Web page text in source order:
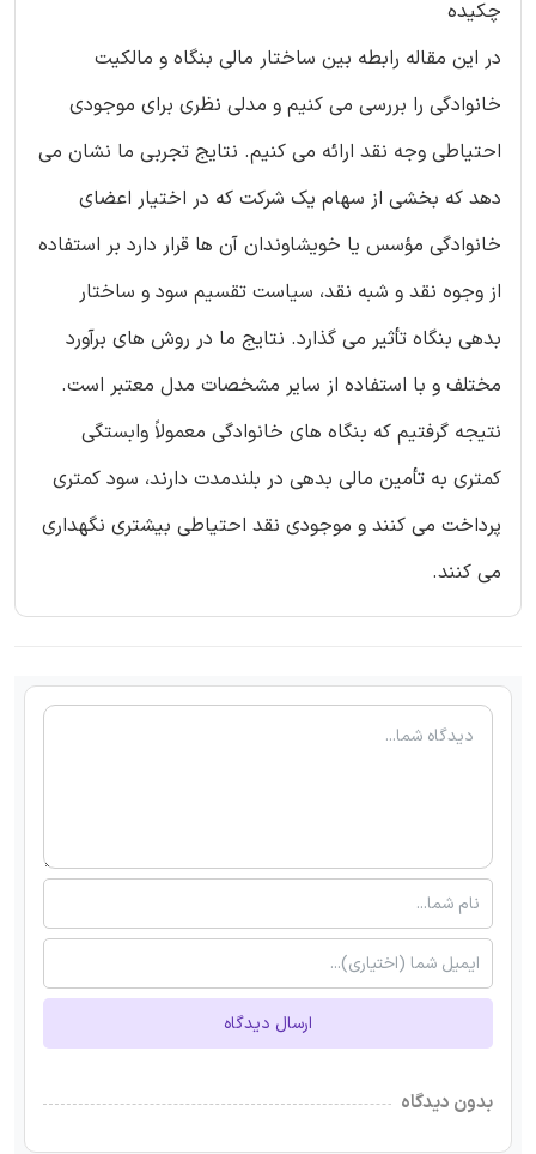
چکیده
در این مقاله رابطه بین ساختار مالی بنگاه و مالکیت
خانوادگی را بررسی می کنیم و مدلی نظری برای موجودی
احتیاطی وجه نقد ارائه می کنیم. نتایج تجربی ما نشان می
دهد که بخشی از سهام یک شرکت که در اختیار اعضای
خانوادگی مؤسس یا خویشاوندان آن ها قرار دارد بر استفاده
از وجوه نقد و شبه نقد، سیاست تقسیم سود و ساختار
بدهی بنگاه تأثیر می گذارد. نتایج ما در روش های برآورد
مختلف و با استفاده از سایر مشخصات مدل معتبر است.
نتیجه گرفتیم که بنگاه های خانوادگی معمولاً وابستگی
کمتری به تأمین مالی بدهی در بلندمدت دارند، سود کمتری
پرداخت می کنند و موجودی نقد احتیاطی بیشتری نگهداری
می کنند.
ارسال دیدگاه
بدون دیدگاه